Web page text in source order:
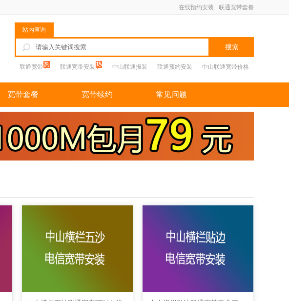
联通宽带套餐
在线预约安装
站内查询
搜索
联通宽带 联通宽带安装 中山联通报装 联通预约安装 中山联通宽带价格
宽带套餐 宽带续约 常见问题